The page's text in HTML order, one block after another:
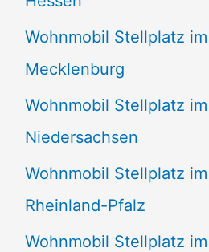
Wohnmobil Stellplatz
Mecklenburg
Wohnmobil Stellplatz
Niedersachsen
Wohnmobil Stellplatz
Rheinland-Pfalz
Wohnmobil Stellplatz